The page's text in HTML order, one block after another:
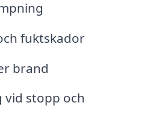
fuktskador
brand
vid stopp och